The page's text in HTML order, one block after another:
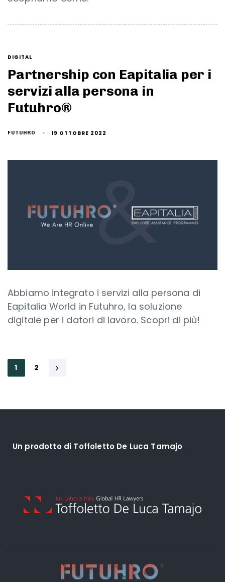
DIGITAL
Partnership con Eapitalia per i
servizi alla persona in
Futuhro®
FUTUHRO 19 OTTOBRE 2022
Abbiamo integrato i servizi alla persona di
Eapitalia World in Futuhro, la soluzione
digitale per i datori di lavoro. Scopri di più!
1 2
Un prodotto di Toffoletto De Luca Tamajo